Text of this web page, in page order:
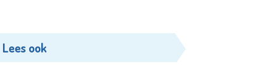
Lees ook